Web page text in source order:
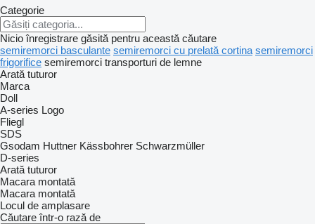
Categorie
Nicio înregistrare găsită pentru această căutare
semiremorci basculante semiremorci cu prelată cortina semiremorci
frigorifice semiremorci transporturi de lemne
Arată tuturor
Marca
Doll
A-series Logo
Fliegl
SDS
Gsodam Huttner Kässbohrer Schwarzmüller
D-series
Arată tuturor
Macara montată
Macara montată
Locul de amplasare
Căutare într-o rază de